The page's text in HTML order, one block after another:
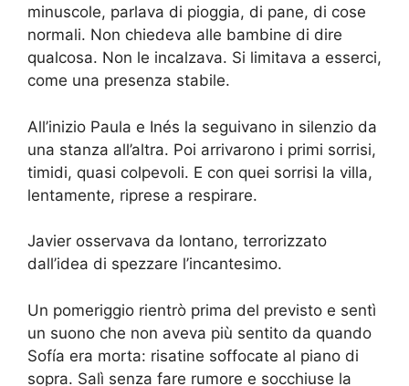
minuscole, parlava di pioggia, di pane, di cose
normali. Non chiedeva alle bambine di dire
qualcosa. Non le incalzava. Si limitava a esserci,
come una presenza stabile.
All’inizio Paula e Inés la seguivano in silenzio da
una stanza all’altra. Poi arrivarono i primi sorrisi,
timidi, quasi colpevoli. E con quei sorrisi la villa,
lentamente, riprese a respirare.
Javier osservava da lontano, terrorizzato
dall’idea di spezzare l’incantesimo.
Un pomeriggio rientrò prima del previsto e sentì
un suono che non aveva più sentito da quando
Sofía era morta: risatine soffocate al piano di
sopra. Salì senza fare rumore e socchiuse la